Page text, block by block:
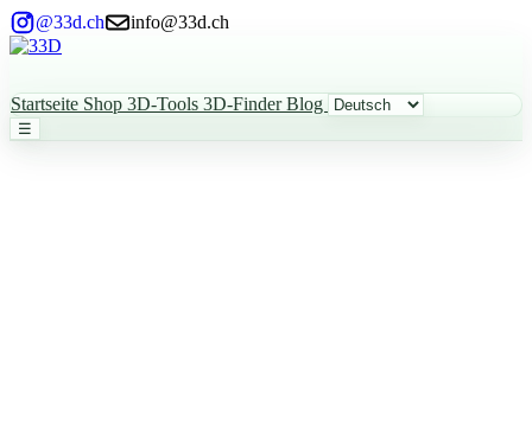
@33d.ch info@33d.ch
Startseite Shop 3D-Tools 3D-FinderBlog
☰